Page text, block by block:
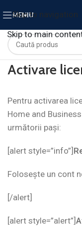
Skip to navigation
Skip to main
MENIU
Activare
Pentru activarea
Home and
următorii pași:
[alert style=”info”]
Folosește un cont
[/alert]
[alert style=”alert”]